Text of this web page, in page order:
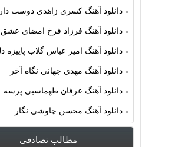
دانلود آهنگ کسری زاهدی دوست
دانلود آهنگ فرزاد فرخ امضای عشق
دانلود آهنگ امیر عباس گلاب پاییزه
دانلود آهنگ مهدی جهانی نگاه آخر
دانلود آهنگ عرفان طهماسبی پرسه
دانلود آهنگ محسن چاوشی نگار
مطالب تصادفی